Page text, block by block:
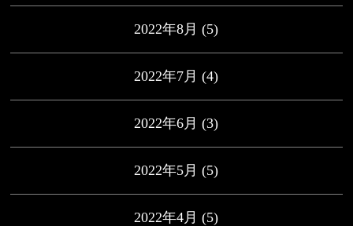
2022年8月 (5)
2022年7月 (4)
2022年6月 (3)
2022年5月 (5)
2022年4月 (5)